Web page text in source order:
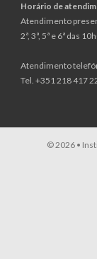
Horário de
Atendimento
2ª, 3ª, 5ª e 6ª das
Atendimento
Tel. +351 218 417
© 2026 •